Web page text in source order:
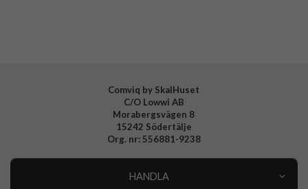
Comviq by SkalHuset
C/O Lowwi AB
Morabergsvägen 8
15242 Södertälje
Org. nr: 556881-9238
HANDLA